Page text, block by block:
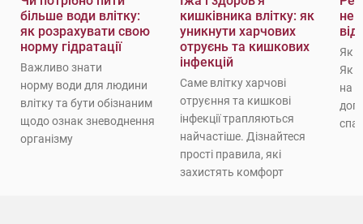
більше води влітку:
як розрахувати свою
норму гідратації
Важливо знати
норму води для людини
влітку та бути обізнаним
щодо ознак зневоднення
організму
кишківника влітку: як
уникнути харчових
отруєнь та кишкових
інфекцій
Саме влітку харчові
отруєння та кишкові
інфекції трапляються
найчастіше. Дізнайтеся
прості правила, які
захистять комфорт
не
Як
Як
на